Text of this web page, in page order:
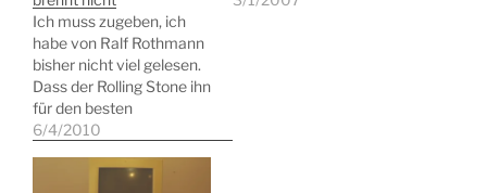
Ich muss zugeben, ich
habe von Ralf Rothmann
bisher nicht viel gelesen.
Dass der Rolling Stone ihn
für den besten
deutschsprachigen
denn auch deutlich
6/4/2010